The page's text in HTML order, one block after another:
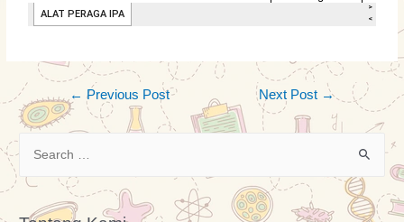
← Previous Post Next Post →